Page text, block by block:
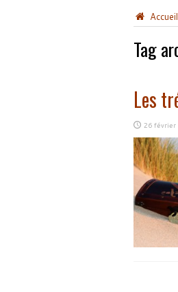
Accueil
Tag
Les
26 février